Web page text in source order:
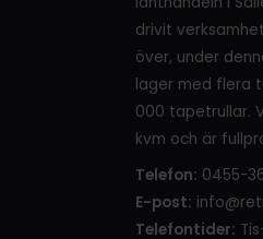
drivit
över, under
lager med flera
000 tapetrullar.
kvm och är
Telefon: 0455-
E-post:
Telefontider: